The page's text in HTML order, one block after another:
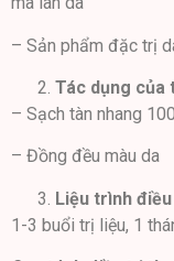
– Sản phẩm đặc trị
Tác dụng của
– Sạch tàn nhang
– Đồng đều màu da
Liệu trình
1-3 buổi trị liệu, 1